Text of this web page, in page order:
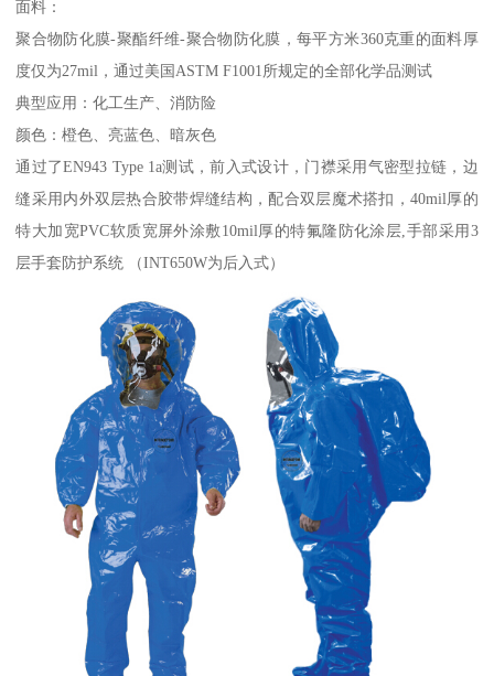
面料：
聚合物防化膜-聚酯纤维-聚合物防化膜，每平方米360克重的面料厚
度仅为27mil，通过美国ASTM F1001所规定的全部化学品测试
典型应用：化工生产、消防险
颜色：橙色、亮蓝色、暗灰色
通过了EN943 Type 1a测试，前入式设计，门襟采用气密型拉链，边
缝采用内外双层热合胶带焊缝结构，配合双层魔术搭扣，40mil厚的
特大加宽PVC软质宽屏外涂敷10mil厚的特氟隆防化涂层,手部采用3
层手套防护系统 （INT650W为后入式）